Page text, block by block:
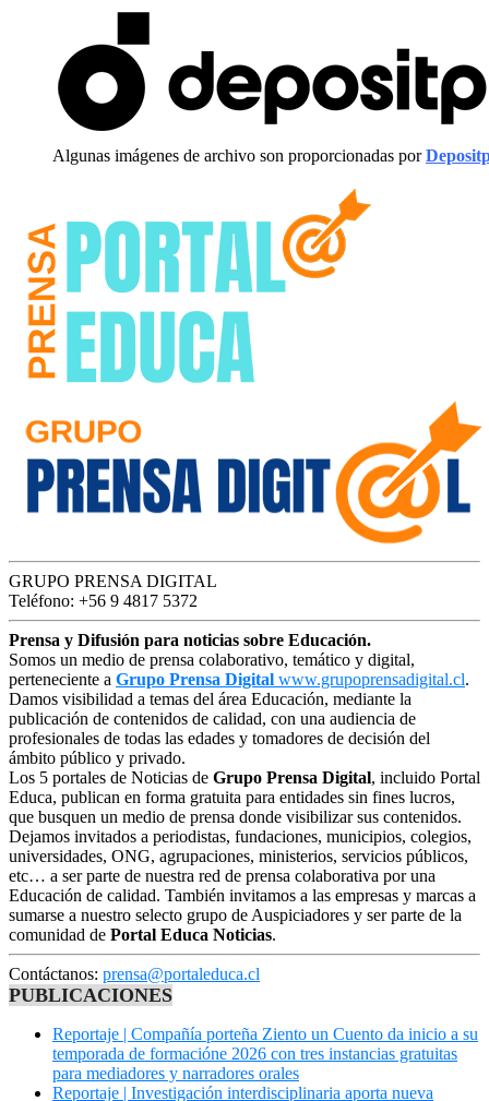
Algunas imágenes de archivo son proporcionadas por
GRUPO PRENSA DIGITAL
Teléfono: +56 9 4817 5372
Prensa y Difusión para noticias sobre Educación.
Somos un medio de prensa colaborativo, temático y digital,
perteneciente a Grupo Prensa Digital www.grupoprensadigital.cl.
Damos visibilidad a temas del área Educación, mediante la
publicación de contenidos de calidad, con una audiencia de
profesionales de todas las edades y tomadores de decisión del
ámbito público y privado.
Los 5 portales de Noticias de Grupo Prensa Digital, incluido Portal
Educa, publican en forma gratuita para entidades sin fines lucros,
que busquen un medio de prensa donde visibilizar sus contenidos.
Dejamos invitados a periodistas, fundaciones, municipios, colegios,
universidades, ONG, agrupaciones, ministerios, servicios públicos,
etc… a ser parte de nuestra red de prensa colaborativa por una
Educación de calidad. También invitamos a las empresas y marcas a
sumarse a nuestro selecto grupo de Auspiciadores y ser parte de la
comunidad de Portal Educa Noticias.
Contáctanos: prensa@portaleduca.cl
PUBLICACIONES
Reportaje | Compañía porteña Ziento un Cuento da inicio a su
temporada de formacióne 2026 con tres instancias gratuitas
para mediadores y narradores orales
Reportaje | Investigación interdisciplinaria aporta nueva